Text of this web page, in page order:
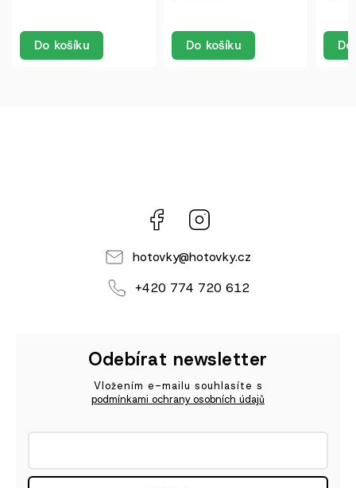
Facebook
hotovky@hotovky.cz
+420 774 720 612
Odebírat newsletter
Vložením e-mailu souhlasíte s
podmínkami ochrany osobních údajů